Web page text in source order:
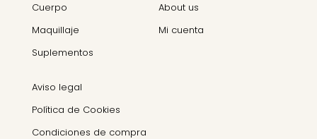
Cuerpo
Maquillaje
Suplementos
About us
Mi cuenta
Aviso legal
Política de Cookies
Condiciones de compra